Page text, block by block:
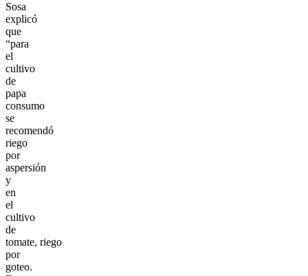
Sosa
explicó
que
“para
el
cultivo
de
papa
consumo
se
recomendó
riego
por
aspersión
y
en
el
cultivo
de
tomate, riego
por
goteo.